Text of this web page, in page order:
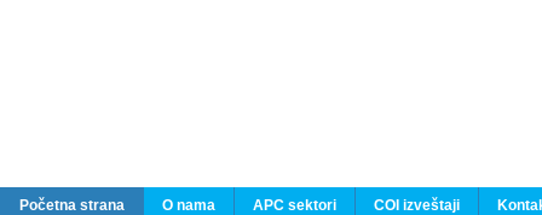
Početna strana O nama APC sektori COI izveštaji